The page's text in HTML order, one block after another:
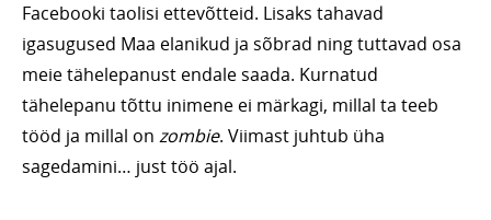
Facebooki taolisi ettevõtteid. Lisaks tahavad
igasugused Maa elanikud ja sõbrad ning tuttavad osa
meie tähelepanust endale saada. Kurnatud
tähelepanu tõttu inimene ei märkagi, millal ta teeb
tööd ja millal on zombie. Viimast juhtub üha
sagedamini… just töö ajal.